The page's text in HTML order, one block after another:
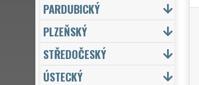
PARDUBICKÝ
PLZEŇSKÝ
STŘEDOČESKÝ
ÚSTECKÝ